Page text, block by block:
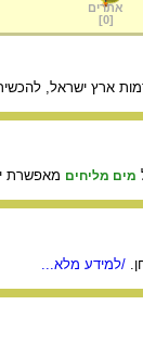
אתרים
[
0
]
מים מליחים מאפשרת
/למידע מלא...